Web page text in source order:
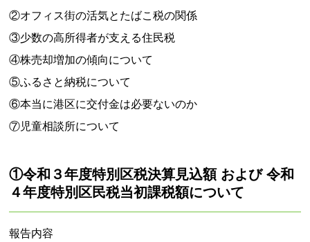
②オフィス街の活気とたばこ税の関係
③少数の高所得者が支える住民税
④株売却増加の傾向について
⑤ふるさと納税について
⑥本当に港区に交付金は必要ないのか
⑦児童相談所について
①令和３年度特別区税決算見込額 および 令和
４年度特別区民税当初課税額について
報告内容